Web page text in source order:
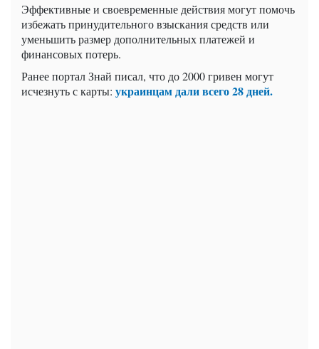
Эффективные и своевременные действия могут помочь
избежать принудительного взыскания средств или
уменьшить размер дополнительных платежей и
финансовых потерь.
Ранее портал Знай писал, что до 2000 гривен могут
исчезнуть с карты: украинцам дали всего 28 дней.